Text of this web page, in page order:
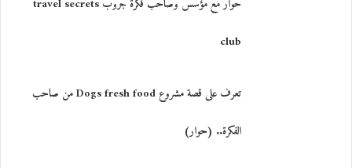
حوار مع مؤسس وصاحب فكرة جروب travel secrets
club
تعرف على قصة مشروع Dogs fresh food من صاحب
الفكرة.. (حوار)